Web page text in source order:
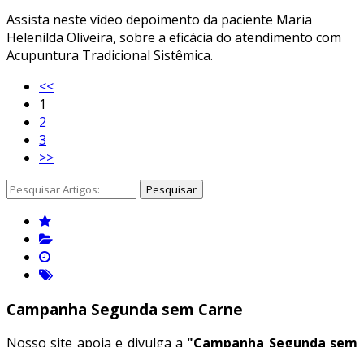
Assista neste vídeo depoimento da paciente Maria
Helenilda Oliveira, sobre a eficácia do atendimento com
Acupuntura Tradicional Sistêmica.
<<
1
2
3
>>
Pesquisar
Campanha Segunda sem Carne
Nosso site apoia e divulga a "Campanha Segunda sem